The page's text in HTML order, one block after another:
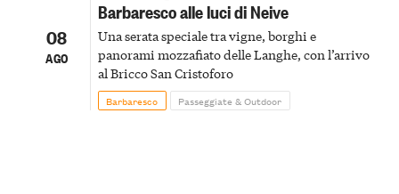
08
AGO
Barbaresco alle luci di Neive
Una serata speciale tra vigne, borghi e
panorami mozzafiato delle Langhe, con l’arrivo
al Bricco San Cristoforo
Barbaresco Passeggiate & Outdoor